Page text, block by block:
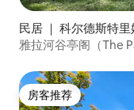
民居 ｜ 科尔德斯特里
雅拉河谷亭阁（The
房客推荐
房客推荐